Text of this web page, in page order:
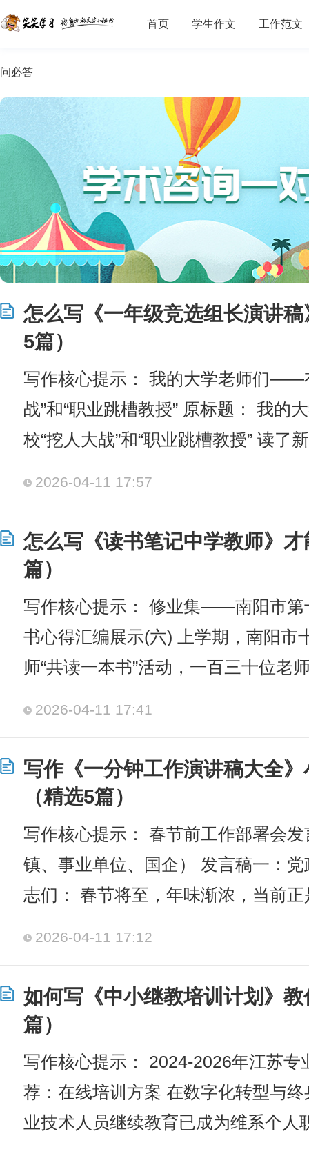
首页 学生作文 工作范文
问必答
怎么写《一年级竞选组长演讲
5篇）
写作核心提示： 我的大学老师们——
战”和“职业跳槽教授” 原标题： 我
校“挖人大战”和“职业跳槽教授” 读了
2026-04-11 17:57
怎么写《读书笔记中学教师》
篇）
写作核心提示： 修业集——南阳市第
书心得汇编展示(六) 上学期，南阳市
师“共读一本书”活动，一百三十位老
2026-04-11 17:41
写作《一分钟工作演讲稿大全
（精选5篇）
写作核心提示： 春节前工作部署会
镇、事业单位、国企） 发言稿一：
志们： 春节将至，年味渐浓，当前
2026-04-11 17:12
如何写《中小继教培训计划》
篇）
写作核心提示： 2024-2026年江苏
荐：在线培训方案 在数字化转型与
业技术人员继续教育已成为维系个人